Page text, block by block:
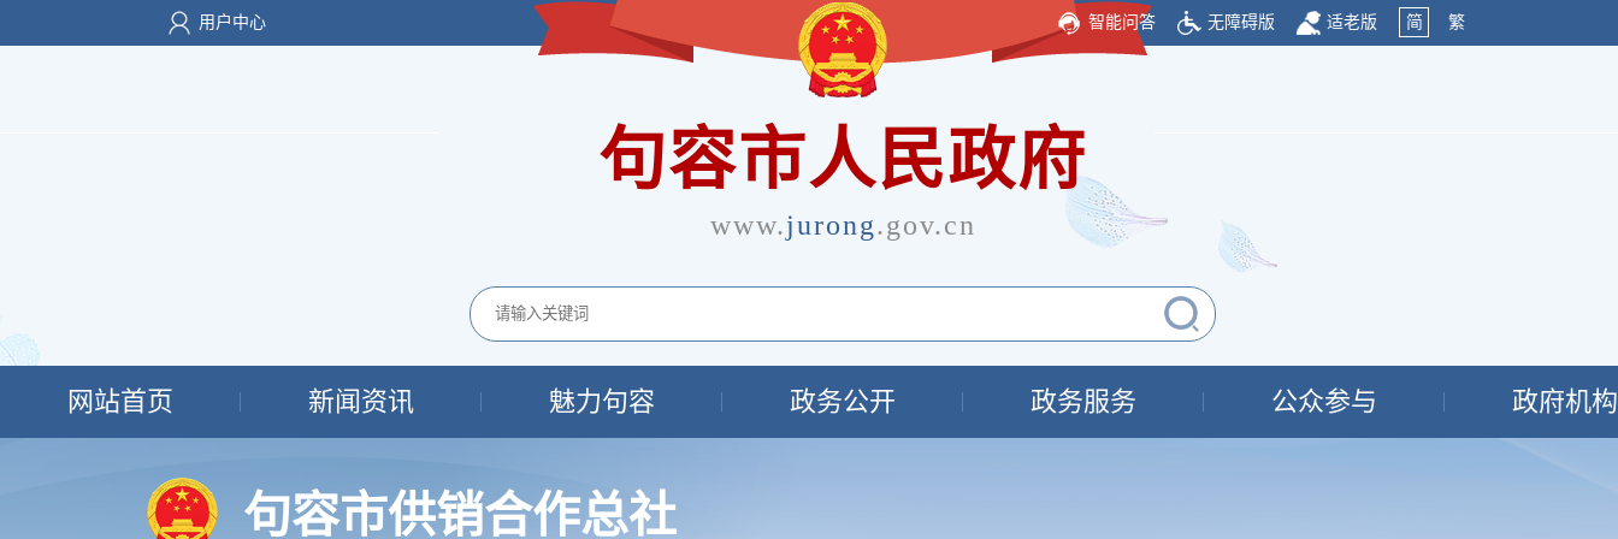
用户中心 智能问答 无障碍版 适老版 简 繁
句容市人民政府
www.jurong.gov.cn
网站首页 新闻资讯 魅力句容 政务公开 政务服务 公众参与 政府机构
句容市供销合作总社